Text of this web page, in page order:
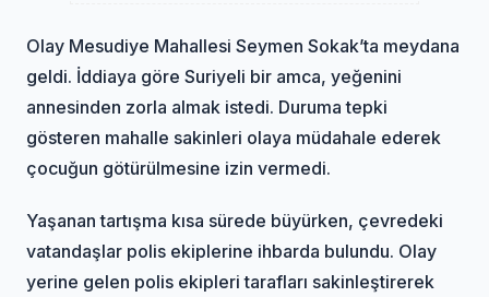
Olay Mesudiye Mahallesi Seymen Sokak’ta meydana
geldi. İddiaya göre Suriyeli bir amca, yeğenini
annesinden zorla almak istedi. Duruma tepki
gösteren mahalle sakinleri olaya müdahale ederek
çocuğun götürülmesine izin vermedi.
Yaşanan tartışma kısa sürede büyürken, çevredeki
vatandaşlar polis ekiplerine ihbarda bulundu. Olay
yerine gelen polis ekipleri tarafları sakinleştirerek